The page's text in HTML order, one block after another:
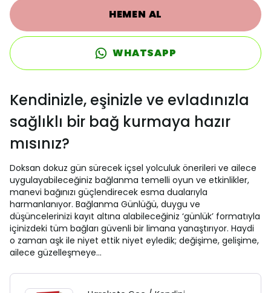
HEMEN AL
WHATSAPP
Kendinizle, eşinizle ve evladınızla
sağlıklı bir bağ kurmaya hazır
mısınız?
Doksan dokuz gün sürecek içsel yolculuk önerileri ve ailece
uygulayabileceğiniz bağlanma temelli oyun ve etkinlikler,
manevi bağınızı güçlendirecek esma dualarıyla
harmanlanıyor. Bağlanma Günlüğü, duygu ve
düşüncelerinizi kayıt altına alabileceğiniz ‘günlük’ formatıyla
içinizdeki tüm bağları güvenli bir limana yanaştırıyor. Haydi
o zaman aşk ile niyet ettik niyet eyledik; değişime, gelişime,
ailece güzelleşmeye…